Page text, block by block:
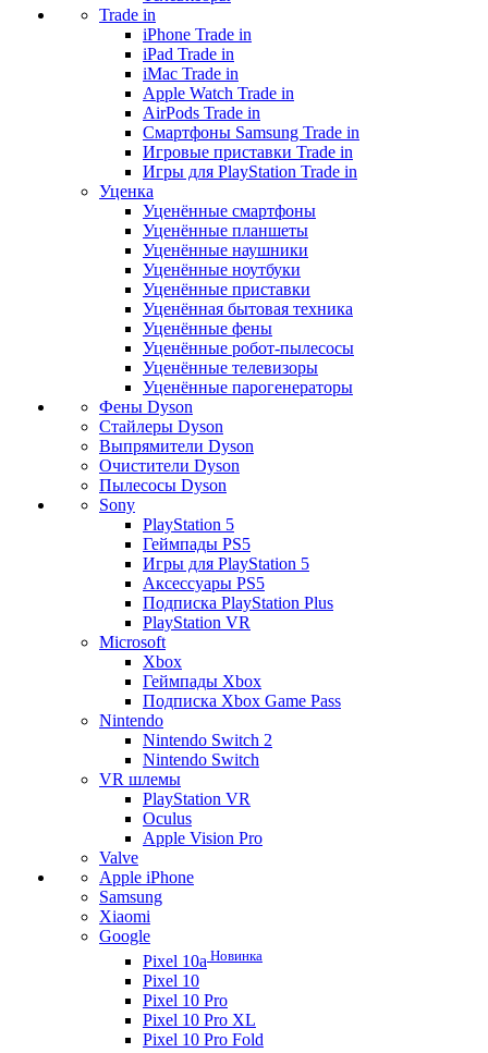
Trade in
iPhone Trade in
iPad Trade in
iMac Trade in
Apple Watch Trade in
AirPods Trade in
Смартфоны Samsung Trade in
Игровые приставки Trade in
Игры для PlayStation Trade in
Уценка
Уценённые смартфоны
Уценённые планшеты
Уценённые наушники
Уценённые ноутбуки
Уценённые приставки
Уценённая бытовая техника
Уценённые фены
Уценённые робот-пылесосы
Уценённые телевизоры
Уценённые парогенераторы
Фены Dyson
Стайлеры Dyson
Выпрямители Dyson
Очистители Dyson
Пылесосы Dyson
Sony
PlayStation 5
Геймпады PS5
Игры для PlayStation 5
Аксессуары PS5
Подписка PlayStation Plus
PlayStation VR
Microsoft
Xbox
Геймпады Xbox
Подписка Xbox Game Pass
Nintendo
Nintendo Switch 2
Nintendo Switch
VR шлемы
PlayStation VR
Oculus
Apple Vision Pro
Valve
Apple iPhone
Samsung
Xiaomi
Google
Pixel 10a Новинка
Pixel 10
Pixel 10 Pro
Pixel 10 Pro XL
Pixel 10 Pro Fold